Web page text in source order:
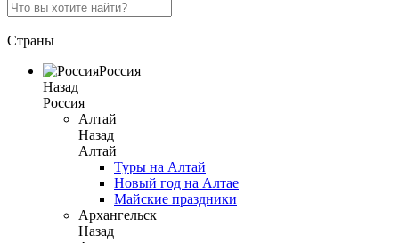
Страны
Россия
Назад
Россия
Алтай
Назад
Алтай
Туры на Алтай
Новый год на Алтае
Майские праздники
Архангельск
Назад